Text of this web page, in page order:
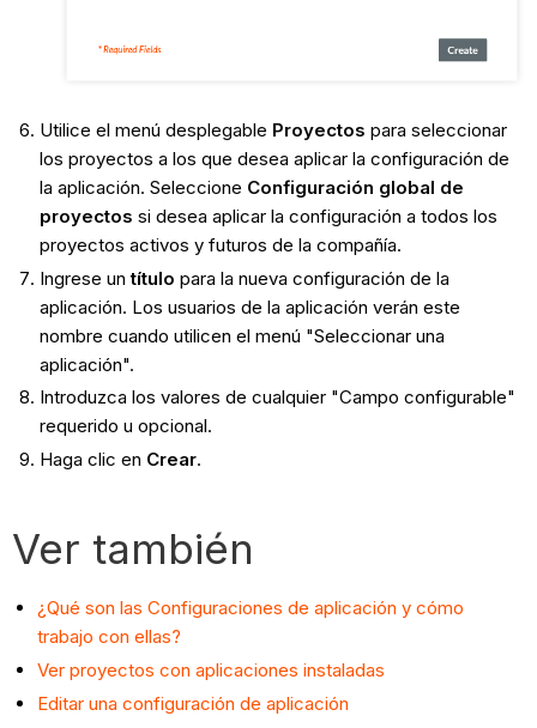
Utilice el menú desplegable Proyectos para seleccionar
los proyectos a los que desea aplicar la configuración de
la aplicación. Seleccione Configuración global de
proyectos si desea aplicar la configuración a todos los
proyectos activos y futuros de la compañía.
Ingrese untítulo para la nueva configuración de la
aplicación. Los usuarios de la aplicación verán este
nombre cuando utilicen el menú "Seleccionar una
aplicación".
Introduzca los valores de cualquier "Campo configurable"
requerido u opcional.
Haga clic en Crear.
Ver también
¿Qué son las Configuraciones de aplicación y cómo
trabajo con ellas?
Ver proyectos con aplicaciones instaladas
Editar una configuración de aplicación